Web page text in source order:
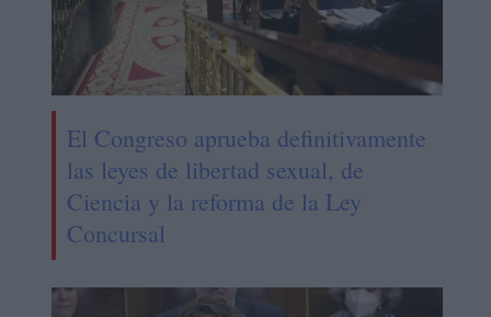
El Congreso aprueba definitivamente
las leyes de libertad sexual, de
Ciencia y la reforma de la Ley
Concursal